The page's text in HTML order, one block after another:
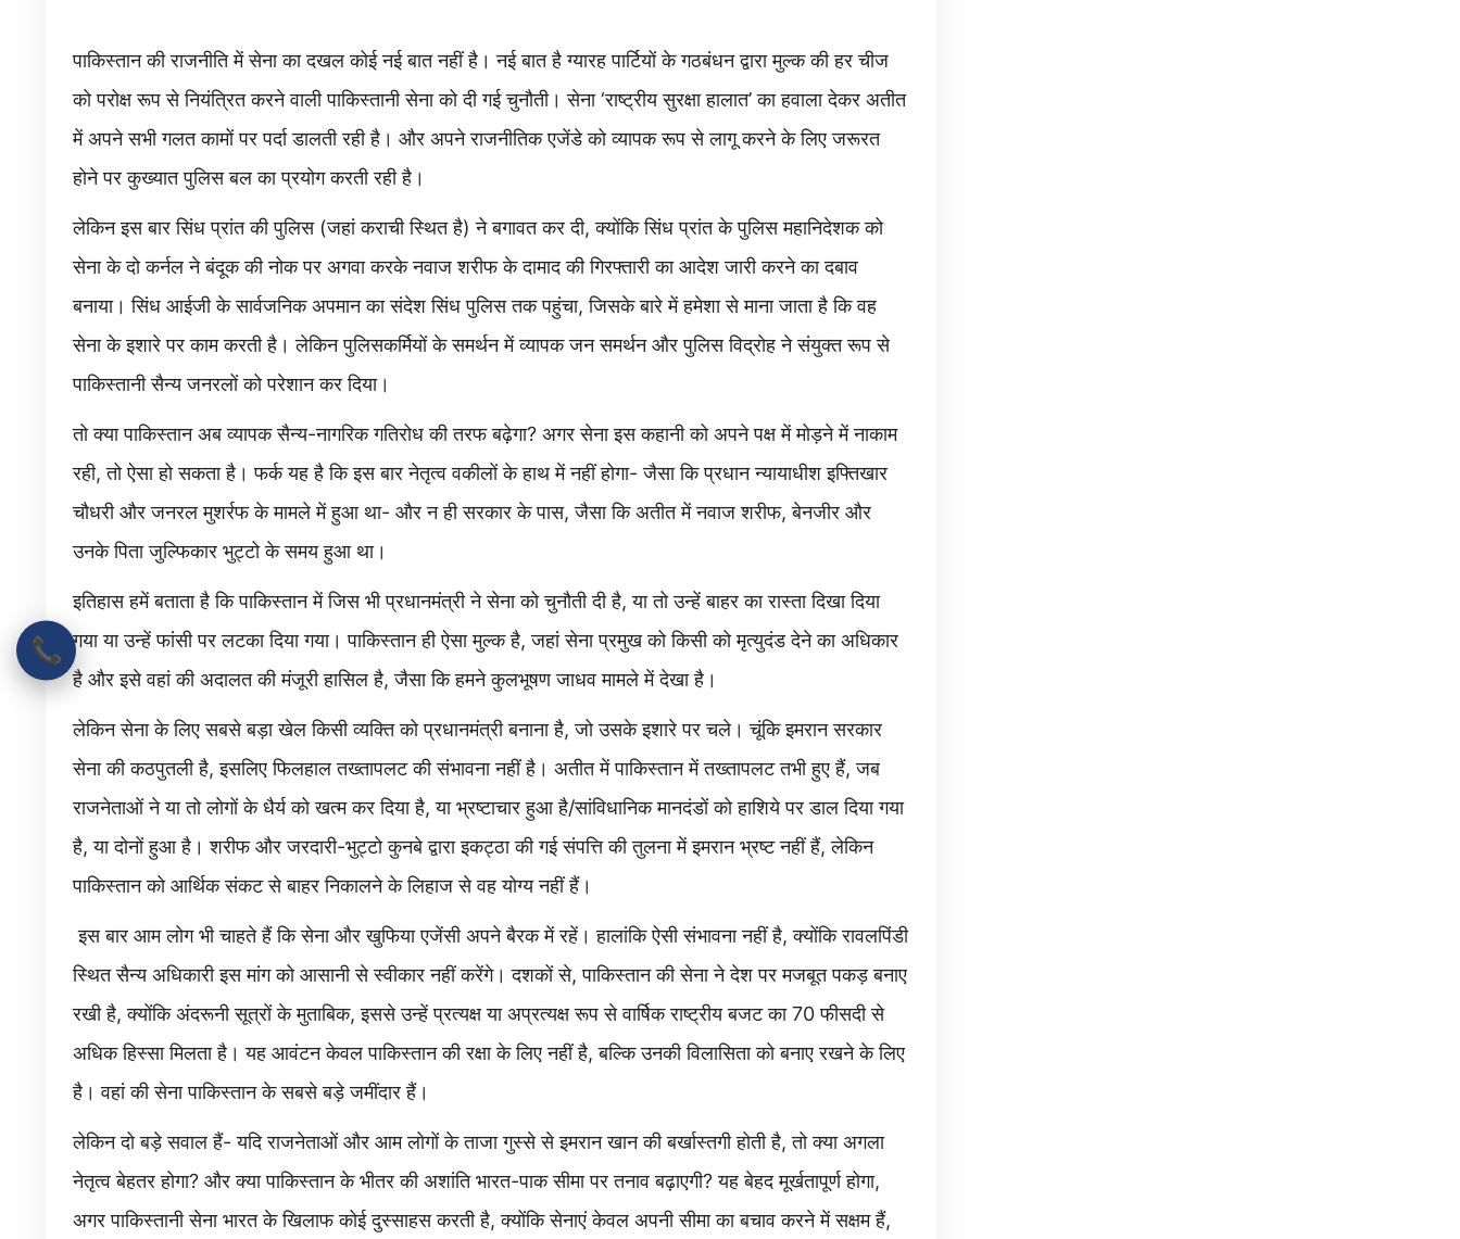
पाकिस्तान की राजनीति में सेना का दखल कोई नई बात नहीं है। नई बात है ग्यारह पार्टियों के गठबंधन द्वारा मुल्क की हर चीज
को परोक्ष रूप से नियंत्रित करने वाली पाकिस्तानी सेना को दी गई चुनौती। सेना ‘राष्ट्रीय सुरक्षा हालात’ का हवाला देकर अतीत
में अपने सभी गलत कामों पर पर्दा डालती रही है। और अपने राजनीतिक एजेंडे को व्यापक रूप से लागू करने के लिए जरूरत
होने पर कुख्यात पुलिस बल का प्रयोग करती रही है।
लेकिन इस बार सिंध प्रांत की पुलिस (जहां कराची स्थित है) ने बगावत कर दी, क्योंकि सिंध प्रांत के पुलिस महानिदेशक को
सेना के दो कर्नल ने बंदूक की नोक पर अगवा करके नवाज शरीफ के दामाद की गिरफ्तारी का आदेश जारी करने का दबाव
बनाया। सिंध आईजी के सार्वजनिक अपमान का संदेश सिंध पुलिस तक पहुंचा, जिसके बारे में हमेशा से माना जाता है कि वह
सेना के इशारे पर काम करती है। लेकिन पुलिसकर्मियों के समर्थन में व्यापक जन समर्थन और पुलिस विद्रोह ने संयुक्त रूप से
पाकिस्तानी सैन्य जनरलों को परेशान कर दिया।
तो क्या पाकिस्तान अब व्यापक सैन्य-नागरिक गतिरोध की तरफ बढ़ेगा? अगर सेना इस कहानी को अपने पक्ष में मोड़ने में नाकाम
रही, तो ऐसा हो सकता है। फर्क यह है कि इस बार नेतृत्व वकीलों के हाथ में नहीं होगा- जैसा कि प्रधान न्यायाधीश इफ्तिखार
चौधरी और जनरल मुशर्रफ के मामले में हुआ था- और न ही सरकार के पास, जैसा कि अतीत में नवाज शरीफ, बेनजीर और
उनके पिता जुल्फिकार भुट्टो के समय हुआ था।
इतिहास हमें बताता है कि पाकिस्तान में जिस भी प्रधानमंत्री ने सेना को चुनौती दी है, या तो उन्हें बाहर का रास्ता दिखा दिया
गया या उन्हें फांसी पर लटका दिया गया। पाकिस्तान ही ऐसा मुल्क है, जहां सेना प्रमुख को किसी को मृत्युदंड देने का अधिकार
है और इसे वहां की अदालत की मंजूरी हासिल है, जैसा कि हमने कुलभूषण जाधव मामले में देखा है।
लेकिन सेना के लिए सबसे बड़ा खेल किसी व्यक्ति को प्रधानमंत्री बनाना है, जो उसके इशारे पर चले। चूंकि इमरान सरकार
सेना की कठपुतली है, इसलिए फिलहाल तख्तापलट की संभावना नहीं है। अतीत में पाकिस्तान में तख्तापलट तभी हुए हैं, जब
राजनेताओं ने या तो लोगों के धैर्य को खत्म कर दिया है, या भ्रष्टाचार हुआ है/सांविधानिक मानदंडों को हाशिये पर डाल दिया गया
है, या दोनों हुआ है। शरीफ और जरदारी-भुट्टो कुनबे द्वारा इकट्ठा की गई संपत्ति की तुलना में इमरान भ्रष्ट नहीं हैं, लेकिन
पाकिस्तान को आर्थिक संकट से बाहर निकालने के लिहाज से वह योग्य नहीं हैं।
इस बार आम लोग भी चाहते हैं कि सेना और खुफिया एजेंसी अपने बैरक में रहें। हालांकि ऐसी संभावना नहीं है, क्योंकि रावलपिंडी
स्थित सैन्य अधिकारी इस मांग को आसानी से स्वीकार नहीं करेंगे। दशकों से, पाकिस्तान की सेना ने देश पर मजबूत पकड़ बनाए
रखी है, क्योंकि अंदरूनी सूत्रों के मुताबिक, इससे उन्हें प्रत्यक्ष या अप्रत्यक्ष रूप से वार्षिक राष्ट्रीय बजट का 70 फीसदी से
अधिक हिस्सा मिलता है। यह आवंटन केवल पाकिस्तान की रक्षा के लिए नहीं है, बल्कि उनकी विलासिता को बनाए रखने के लिए
है। वहां की सेना पाकिस्तान के सबसे बड़े जमींदार हैं।
लेकिन दो बड़े सवाल हैं- यदि राजनेताओं और आम लोगों के ताजा गुस्से से इमरान खान की बर्खास्तगी होती है, तो क्या अगला
नेतृत्व बेहतर होगा? और क्या पाकिस्तान के भीतर की अशांति भारत-पाक सीमा पर तनाव बढ़ाएगी? यह बेहद मूर्खतापूर्ण होगा,
अगर पाकिस्तानी सेना भारत के खिलाफ कोई दुस्साहस करती है, क्योंकि सेनाएं केवल अपनी सीमा का बचाव करने में सक्षम हैं,
📞